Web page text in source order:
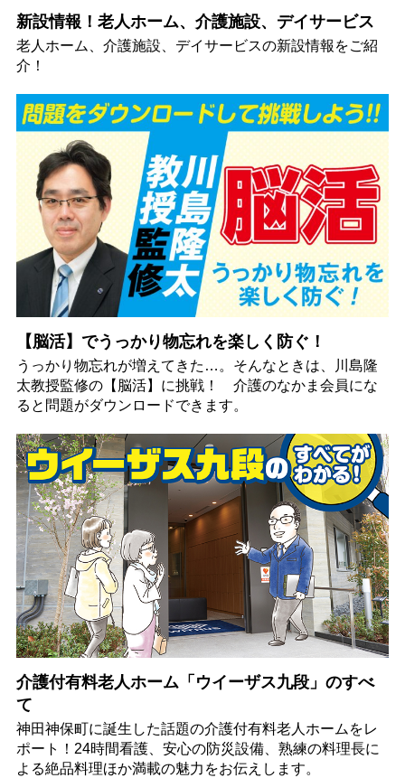
新設情報！老人ホーム、介護施設、デイサービス
老人ホーム、介護施設、デイサービスの新設情報をご紹
介！
【脳活】でうっかり物忘れを楽しく防ぐ！
うっかり物忘れが増えてきた…。そんなときは、川島隆
太教授監修の【脳活】に挑戦！ 介護のなかま会員にな
ると問題がダウンロードできます。
介護付有料老人ホーム「ウイーザス九段」のすべ
て
神田神保町に誕生した話題の介護付有料老人ホームをレ
ポート！24時間看護、安心の防災設備、熟練の料理長に
よる絶品料理ほか満載の魅力をお伝えします。